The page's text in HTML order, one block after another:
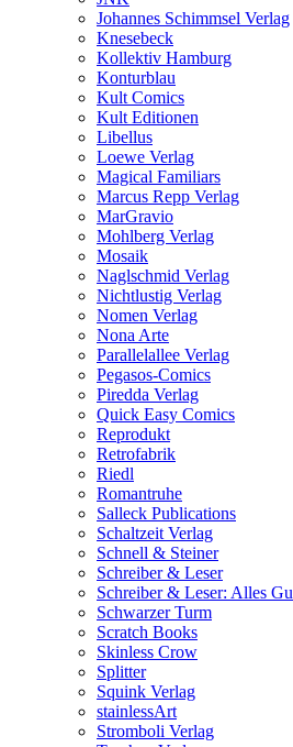
Johannes Schimmsel Verlag
Knesebeck
Kollektiv Hamburg
Konturblau
Kult Comics
Kult Editionen
Libellus
Loewe Verlag
Magical Familiars
Marcus Repp Verlag
MarGravio
Mohlberg Verlag
Mosaik
Naglschmid Verlag
Nichtlustig Verlag
Nomen Verlag
Nona Arte
Parallelallee Verlag
Pegasos-Comics
Piredda Verlag
Quick Easy Comics
Reprodukt
Retrofabrik
Riedl
Romantruhe
Salleck Publications
Schaltzeit Verlag
Schnell & Steiner
Schreiber & Leser
Schreiber & Leser: Alles
Schwarzer Turm
Scratch Books
Skinless Crow
Splitter
Squink Verlag
stainlessArt
Stromboli Verlag